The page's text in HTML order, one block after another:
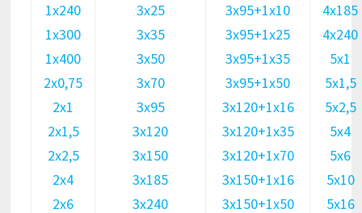
1х240
1х300
1х400
2х0,75
2х1
2х1,5
2х2,5
2х4
2х6
3х25
3х35
3х50
3х70
3х95
3х120
3х150
3х185
3х240
3х95+1х10
3х95+1х25
3х95+1х35
3х95+1х50
3х120+1х16
3х120+1х35
3х120+1х70
3х150+1х16
3х150+1х50
4х185
4х240
5х1
5х1,5
5х2,5
5х4
5х6
5х10
5х16